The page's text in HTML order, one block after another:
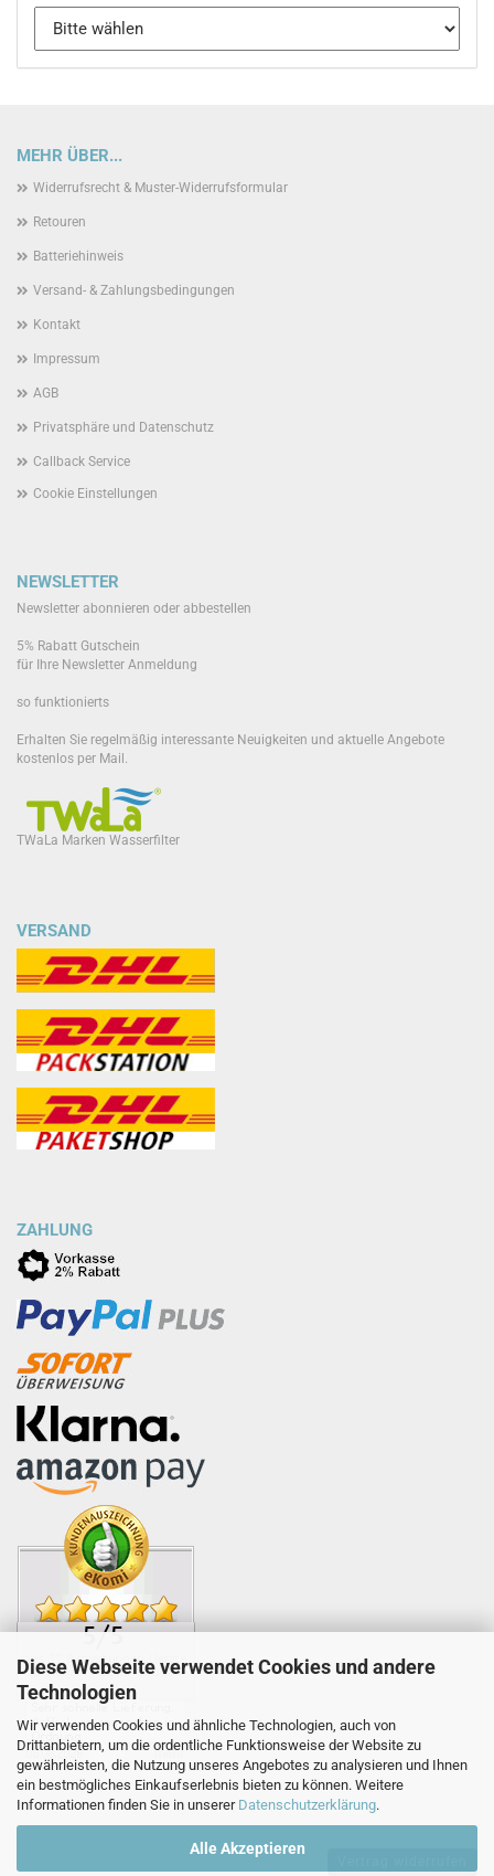
Diese Webseite verwendet Cookies und andere
Technologien
Wir verwenden Cookies und ähnliche Technologien, auch von
Drittanbietern, um die ordentliche Funktionsweise der Website zu
gewährleisten, die Nutzung unseres Angebotes zu analysieren und Ihnen
ein bestmögliches Einkaufserlebnis bieten zu können. Weitere
Informationen finden Sie in unserer Datenschutzerklärung.
Alle Akzeptieren
MEHR ÜBER...
Widerrufsrecht & Muster-Widerrufsformular
Retouren
Batteriehinweis
Versand- & Zahlungsbedingungen
Kontakt
Impressum
AGB
Privatsphäre und Datenschutz
Callback Service
Cookie Einstellungen
NEWSLETTER
Newsletter abonnieren oder abbestellen
5% Rabatt Gutschein
für Ihre Newsletter Anmeldung
so funktionierts
Erhalten Sie regelmäßig interessante Neuigkeiten und aktuelle Angebote
kostenlos per Mail.
TWaLa Marken Wasserfilter
VERSAND
ZAHLUNG